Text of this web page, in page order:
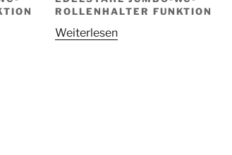
ROLLENHALTER FUNKTION
Weiterlesen